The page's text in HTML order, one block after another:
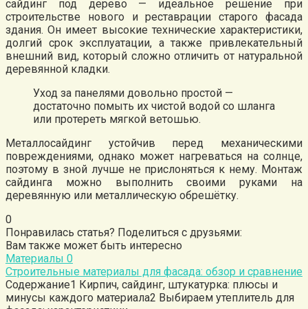
сайдинг под дерево — идеальное решение при
строительстве нового и реставрации старого фасада
здания. Он имеет высокие технические характеристики,
долгий срок эксплуатации, а также привлекательный
внешний вид, который сложно отличить от натуральной
деревянной кладки.
Уход за панелями довольно простой —
достаточно помыть их чистой водой со шланга
или протереть мягкой ветошью.
Металлосайдинг устойчив перед механическими
повреждениями, однако может нагреваться на солнце,
поэтому в зной лучше не прислоняться к нему. Монтаж
сайдинга можно выполнить своими руками на
деревянную или металлическую обрешётку.
0
Понравилась статья? Поделиться с друзьями:
Вам также может быть интересно
Материалы 0
Строительные материалы для фасада: обзор и сравнение
Содержание1 Кирпич, сайдинг, штукатурка: плюсы и
минусы каждого материала2 Выбираем утеплитель для